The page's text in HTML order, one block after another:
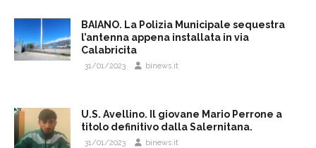
BAIANO. La Polizia Municipale sequestra
l’antenna appena installata in via
Calabricita
31/01/2023 binews.it
U.S. Avellino. Il giovane Mario Perrone a
titolo definitivo dalla Salernitana.
31/01/2023 binews.it